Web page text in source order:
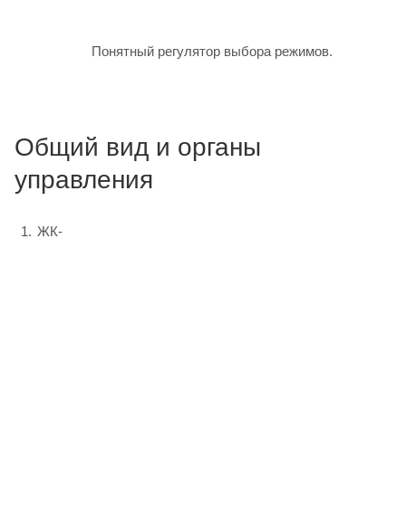
Понятный регулятор выбора режимов.
Общий вид и органы
управления
ЖК-